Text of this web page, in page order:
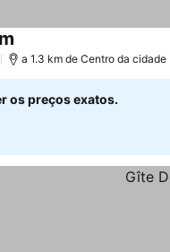
a 1.3 km de Centro da cidade
os preços exatos.